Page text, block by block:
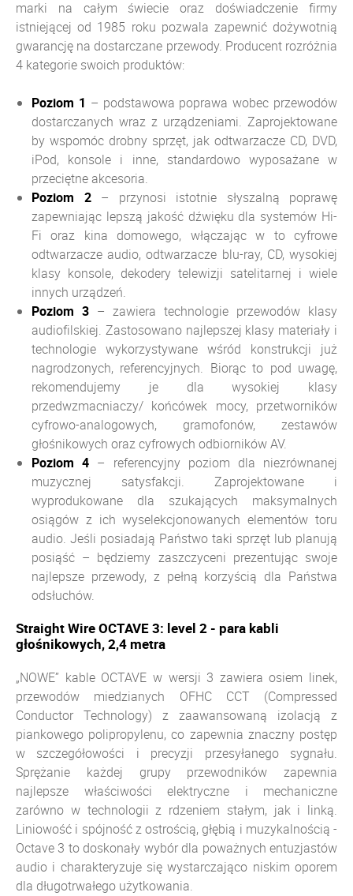
marki na całym świecie oraz doświadczenie firmy
istniejącej od 1985 roku pozwala zapewnić dożywotnią
gwarancję na dostarczane przewody. Producent rozróżnia
4 kategorie swoich produktów:
Poziom 1 – podstawowa poprawa wobec przewodów
dostarczanych wraz z urządzeniami. Zaprojektowane
by wspomóc drobny sprzęt, jak odtwarzacze CD, DVD,
iPod, konsole i inne, standardowo wyposażane w
przeciętne akcesoria.
Poziom 2– przynosi istotnie słyszalną poprawę
zapewniając lepszą jakość dźwięku dla systemów Hi-
Fi oraz kina domowego, włączając w to cyfrowe
odtwarzacze audio, odtwarzacze blu-ray, CD, wysokiej
klasy konsole, dekodery telewizji satelitarnej i wiele
innych urządzeń.
Poziom 3 – zawiera technologie przewodów klasy
audiofilskiej. Zastosowano najlepszej klasy materiały i
technologie wykorzystywane wśród konstrukcji już
nagrodzonych, referencyjnych. Biorąc to pod uwagę,
rekomendujemy je dla wysokiej klasy
przedwzmacniaczy/ końcówek mocy, przetworników
cyfrowo-analogowych, gramofonów, zestawów
głośnikowych oraz cyfrowych odbiorników AV.
Poziom 4 – referencyjny poziom dla niezrównanej
muzycznej satysfakcji. Zaprojektowane i
wyprodukowane dla szukających maksymalnych
osiągów z ich wyselekcjonowanych elementów toru
audio. Jeśli posiadają Państwo taki sprzęt lub planują
posiąść – będziemy zaszczyceni prezentując swoje
najlepsze przewody, z pełną korzyścią dla Państwa
odsłuchów.
Straight Wire OCTAVE 3: level 2 - para kabli
głośnikowych, 2,4 metra
„NOWE” kable OCTAVE w wersji 3 zawiera osiem linek,
przewodów miedzianych OFHC CCT (Compressed
Conductor Technology) z zaawansowaną izolacją z
piankowego polipropylenu, co zapewnia znaczny postęp
w szczegółowości i precyzji przesyłanego sygnału.
Sprężanie każdej grupy przewodników zapewnia
najlepsze właściwości elektryczne i mechaniczne
zarówno w technologii z rdzeniem stałym, jak i linką.
Liniowość i spójność z ostrością, głębią i muzykalnością -
Octave 3 to doskonały wybór dla poważnych entuzjastów
audio i charakteryzuje się wystarczająco niskim oporem
dla długotrwałego użytkowania.